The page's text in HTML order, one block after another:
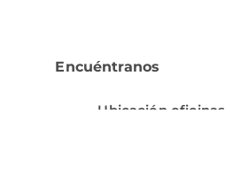
Encuéntranos
Ubicación oficinas